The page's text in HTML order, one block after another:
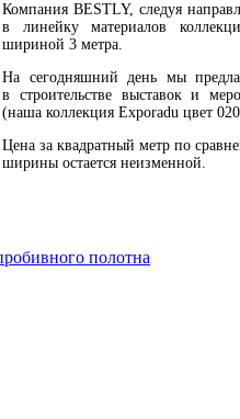
Компания BESTLY, следуя
в линейку материалов
шириной 3 метра.
На сегодняшний день мы
в строительстве выставок и
(наша коллекция Exporadu цвет
Цена за квадратный метр по
ширины остается неизменной.
полотна